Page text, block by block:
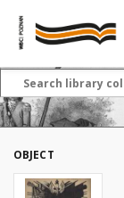
OBJECT